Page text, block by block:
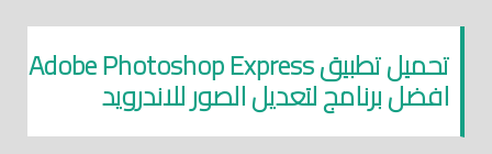
تحميل تطبيق Adobe Photoshop Express
افضل برنامج لتعديل الصور للاندرويد